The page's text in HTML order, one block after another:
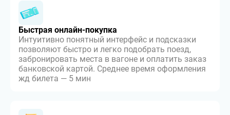
Быстрая онлайн-покупка
Интуитивно понятный интерфейс и подсказки
позволяют быстро и легко подобрать поезд,
забронировать места в вагоне и оплатить заказ
банковской картой. Среднее время оформления
жд билета — 5 мин